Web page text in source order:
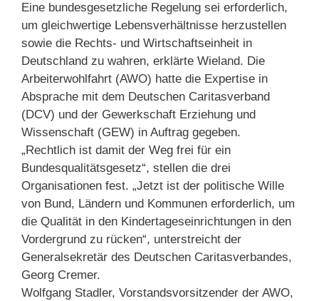
Eine bundesgesetzliche Regelung sei erforderlich,
um gleichwertige Lebensverhältnisse herzustellen
sowie die Rechts- und Wirtschaftseinheit in
Deutschland zu wahren, erklärte Wieland. Die
Arbeiterwohlfahrt (AWO) hatte die Expertise in
Absprache mit dem Deutschen Caritasverband
(DCV) und der Gewerkschaft Erziehung und
Wissenschaft (GEW) in Auftrag gegeben.
„Rechtlich ist damit der Weg frei für ein
Bundesqualitätsgesetz“, stellen die drei
Organisationen fest. „Jetzt ist der politische Wille
von Bund, Ländern und Kommunen erforderlich, um
die Qualität in den Kindertageseinrichtungen in den
Vordergrund zu rücken“, unterstreicht der
Generalsekretär des Deutschen Caritasverbandes,
Georg Cremer.
Wolfgang Stadler, Vorstandsvorsitzender der AWO,